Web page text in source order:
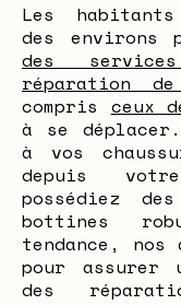
Les
des environs
des
réparation de
compris ceux
à se
à vos
depuis
possédiez
bottines
tendance,
pour assurer
des